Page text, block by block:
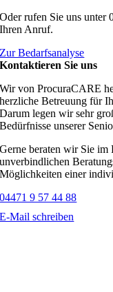
Oder rufen Sie uns unter
Ihren Anruf.
Zur Bedarfsanalyse
Kontaktieren Sie uns
Wir von ProcuraCARE
herzliche Betreuung für
Darum legen wir sehr
Bedürfnisse unserer
Gerne beraten wir Sie im
unverbindlichen
Möglichkeiten einer
04471 9 57 44 88
E-Mail schreiben